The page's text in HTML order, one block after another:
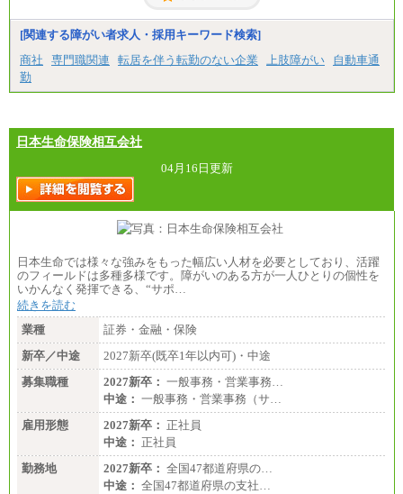
総合職 月給230,000円
みなし残業手当：20,000円（一律支給）※みなし
残業手当の残業時間は10.43時間。
間に応じて、時間外手当等を支給。
■（株）JTBグローバルマーケティング＆トラベル
訪日事業職 月給202,000～227,000円＋地域間調整
給
※詳細はJTBキャリアサイトよりご確認ください。
■(株)JTBビジネストランスフォーム
総合職 月給205,000～225,000円＋地域間調整給
※詳細はJTBキャリアサイトよりご確認ください。
■(株)JTBデータサービス ※2027年新卒募集終了
※詳細はJTBキャリアサイトよりご確認ください。
■I&Jデジタルイノベーション(株)
総合職 月給224,500～242,600円＋地域手当
※詳細はJTBキャリアサイトよりご確認ください。
＜有期社員コース＞
■(株)JTBビジネストランスフォーム
有期契約職 月給185,000～195,000円
※詳細はJTBキャリアサイトよりご確認ください。
■(株)JTBパブリッシング ※2027年新卒募集終了
総合職 月給241,000円
[関連する障がい者求人・採用キーワード検索]
商社
専門職関連 転居を伴う転勤のない企業 上肢障がい
自動車通
勤
日本生命保険相互会社
04月16日更新
日本生命では様々な強みをもった幅広い人材を必要としており、活躍
のフィールドは多種多様です。障がいのある方が一人ひとりの個性を
いかんなく発揮できる、“サポ…
続きを読む
業種
証券・金融・保険
新卒／中途
2027新卒(既卒1年以内可)・中途
募集職種
2027新卒： 一般事務・営業事務…
中途： 一般事務・営業事務（サ…
雇用形態
2027新卒： 正社員
中途： 正社員
勤務地
2027新卒： 全国47都道府県の…
中途： 全国47都道府県の支社…